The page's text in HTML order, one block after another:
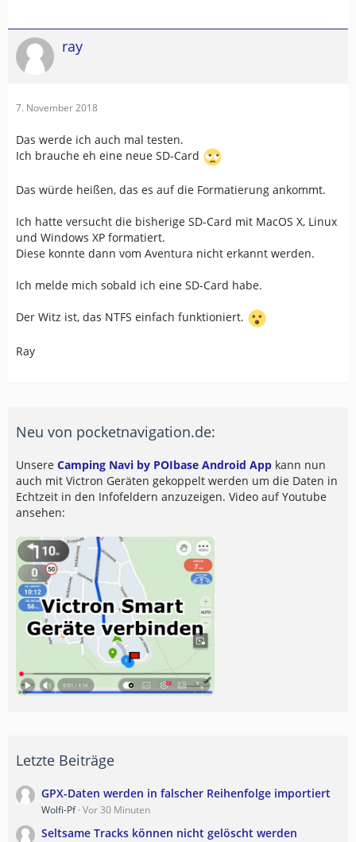
ray
7. November 2018
Das werde ich auch mal testen.
Ich brauche eh eine neue SD-Card
Das würde heißen, das es auf die Formatierung ankommt.
Ich hatte versucht die bisherige SD-Card mit MacOS X, Linux
und Windows XP formatiert.
Diese konnte dann vom Aventura nicht erkannt werden.
Ich melde mich sobald ich eine SD-Card habe.
Der Witz ist, das NTFS einfach funktioniert.
Ray
Neu von pocketnavigation.de:
Unsere Camping Navi by POIbase Android App kann nun
auch mit Victron Geräten gekoppelt werden um die Daten in
Echtzeit in den Infofeldern anzuzeigen. Video auf Youtube
ansehen:
Letzte Beiträge
GPX-Daten werden in falscher Reihenfolge importiert
Wolfi-Pf Vor 30 Minuten
Seltsame Tracks können nicht gelöscht werden